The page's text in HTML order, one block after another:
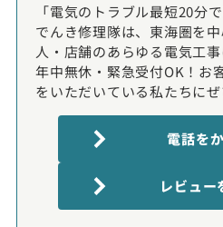
「電気のトラブル最短20分
でんき修理隊は、東海圏を
人・店舗のあらゆる電気工事
年中無休・緊急受付OK！お
をいただいている私たちにぜ
電話を
レビュー